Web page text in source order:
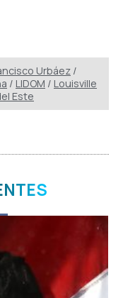
Urbáez /
/ LIDOM / Louisville
Este